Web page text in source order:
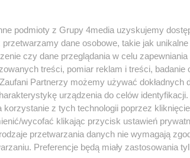
podmioty z Grupy 4media uzyskujemy
dane osobowe, takie jak
czy dane przeglądania w celu zapewniania
treści, pomiar reklam i treści, badanie
Partnerzy możemy używać dokładnych
urządzenia do celów identyfikacji.
z tych technologii poprzez kliknięcie
wycofać klikając przycisk ustawień
przetwarzania danych nie wymagają
Preferencje będą miały zastosowania